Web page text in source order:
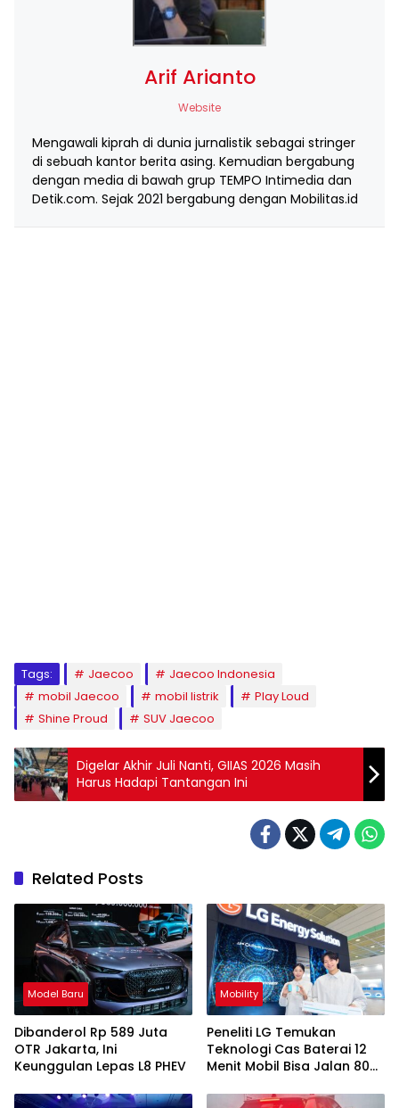
Arif Arianto
Website
Mengawali kiprah di dunia jurnalistik sebagai stringer
di sebuah kantor berita asing. Kemudian bergabung
dengan media di bawah grup TEMPO Intimedia dan
Detik.com. Sejak 2021 bergabung dengan Mobilitas.id
Tags: Jaecoo
Jaecoo Indonesia
mobil Jaecoo
mobil listrik
Play Loud
Shine Proud
SUV Jaecoo
Digelar Akhir Juli Nanti, GIIAS 2026 Masih
Harus Hadapi Tantangan Ini
Related Posts
Model Baru
Dibanderol Rp 589 Juta
OTR Jakarta, Ini
Keunggulan Lepas L8 PHEV
Mobility
Peneliti LG Temukan
Teknologi Cas Baterai 12
Menit Mobil Bisa Jalan 800